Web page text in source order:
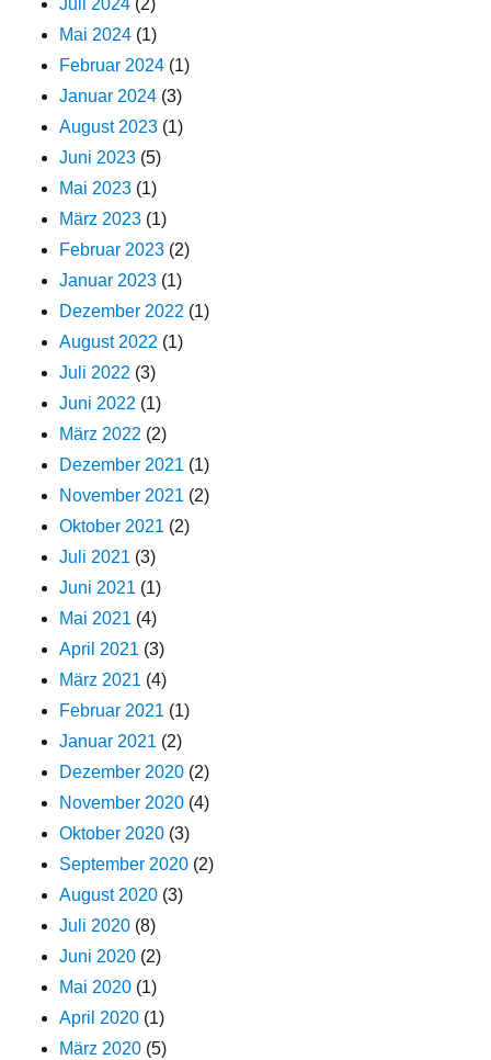
Juli 2024 (2)
Mai 2024 (1)
Februar 2024 (1)
Januar 2024 (3)
August 2023 (1)
Juni 2023 (5)
Mai 2023 (1)
März 2023 (1)
Februar 2023 (2)
Januar 2023 (1)
Dezember 2022 (1)
August 2022 (1)
Juli 2022 (3)
Juni 2022 (1)
März 2022 (2)
Dezember 2021 (1)
November 2021 (2)
Oktober 2021 (2)
Juli 2021 (3)
Juni 2021 (1)
Mai 2021 (4)
April 2021 (3)
März 2021 (4)
Februar 2021 (1)
Januar 2021 (2)
Dezember 2020 (2)
November 2020 (4)
Oktober 2020 (3)
September 2020 (2)
August 2020 (3)
Juli 2020 (8)
Juni 2020 (2)
Mai 2020 (1)
April 2020 (1)
März 2020 (5)